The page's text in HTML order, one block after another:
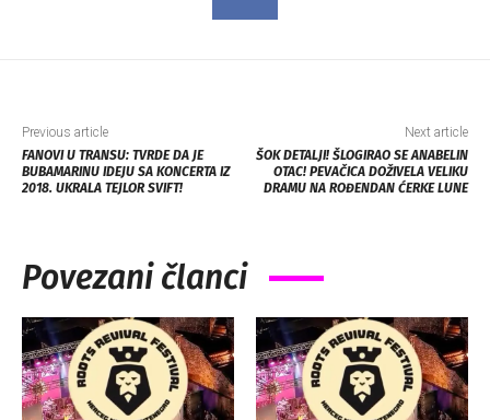
Previous article
FANOVI U TRANSU: TVRDE DA JE
BUBAMARINU IDEJU SA KONCERTA IZ
2018. UKRALA TEJLOR SVIFT!
Next article
ŠOK DETALJI! ŠLOGIRAO SE ANABELIN
OTAC! PEVAČICA DOŽIVELA VELIKU
DRAMU NA ROĐENDAN ĆERKE LUNE
Povezani članci